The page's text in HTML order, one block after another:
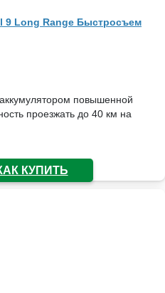
9 Long Range Быстросъем
повышенной
проезжать до 40 км на
КУПИТЬ